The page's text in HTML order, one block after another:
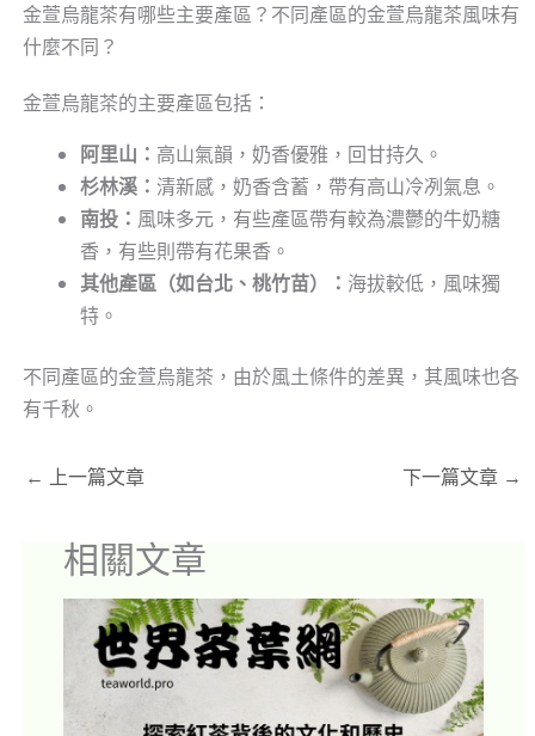
金萱烏龍茶有哪些主要產區？不同產區的金萱烏龍茶風味有
什麼不同？
金萱烏龍茶的主要產區包括：
阿里山： 高山氣韻，奶香優雅，回甘持久。
杉林溪： 清新感，奶香含蓄，帶有高山冷冽氣息。
南投： 風味多元，有些產區帶有較為濃鬱的牛奶糖
香，有些則帶有花果香。
其他產區（如台北、桃竹苗）： 海拔較低，風味獨
特。
不同產區的金萱烏龍茶，由於風土條件的差異，其風味也各
有千秋。
← 上一篇文章 下一篇文章 →
相關文章